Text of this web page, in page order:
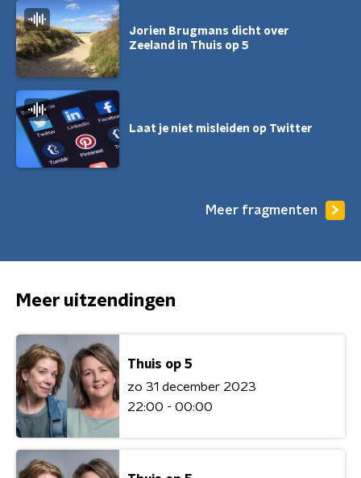
Jorien Brugmans dicht over
Zeeland in Thuis op 5
Laat je niet misleiden op Twitter
Meer fragmenten
Meer uitzendingen
Thuis op 5
zo 31 december 2023
22:00 - 00:00